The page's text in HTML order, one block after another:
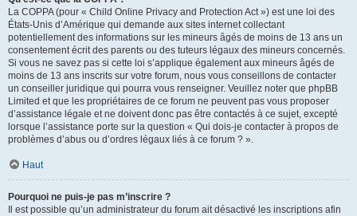
La COPPA (pour « Child Online Privacy and Protection Act ») est une loi des
États-Unis d’Amérique qui demande aux sites internet collectant
potentiellement des informations sur les mineurs âgés de moins de 13 ans un
consentement écrit des parents ou des tuteurs légaux des mineurs concernés.
Si vous ne savez pas si cette loi s’applique également aux mineurs âgés de
moins de 13 ans inscrits sur votre forum, nous vous conseillons de contacter
un conseiller juridique qui pourra vous renseigner. Veuillez noter que phpBB
Limited et que les propriétaires de ce forum ne peuvent pas vous proposer
d’assistance légale et ne doivent donc pas être contactés à ce sujet, excepté
lorsque l’assistance porte sur la question « Qui dois-je contacter à propos de
problèmes d’abus ou d’ordres légaux liés à ce forum ? ».
Haut
Pourquoi ne puis-je pas m’inscrire ?
Il est possible qu’un administrateur du forum ait désactivé les inscriptions afin